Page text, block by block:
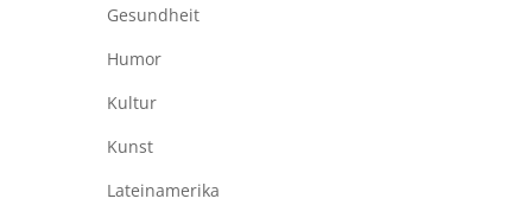
Gesundheit
Humor
Kultur
Kunst
Lateinamerika